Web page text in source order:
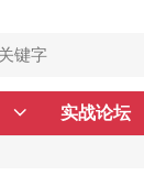
实战论坛